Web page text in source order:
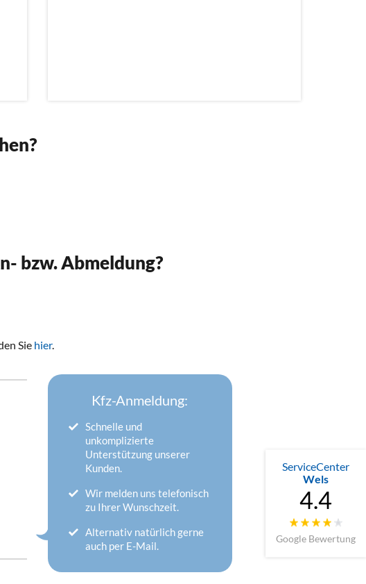
ServiceCenter
Wels
4.4
Google Bewertung
bzw. Abmeldung?
Sie hier.
Kfz-Anmeldung:
Schnelle und
unkomplizierte
Unterstützung unserer
Kunden.
Wir melden uns telefonisch
zu Ihrer Wunschzeit.
Alternativ natürlich gerne
auch per E-Mail.